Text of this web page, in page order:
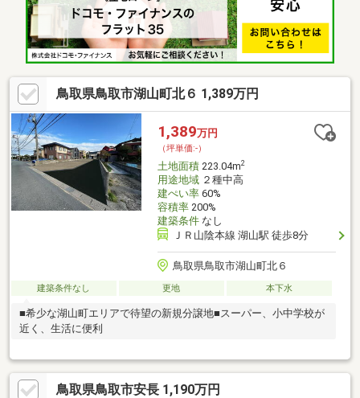
鳥取県鳥取市湖山町北６ 1,389万円
1,389万円
（坪単価:-）
土地面積223.04m2
用途地域２種中高
建ぺい率60%
容積率200%
建築条件なし
ＪＲ山陰本線 湖山駅 徒歩8分
鳥取県鳥取市湖山町北６
建築条件なし 更地 本下水
■希少な湖山町エリアで待望の新規分譲地■スーパー、小中学校が
近く、生活に便利
鳥取県鳥取市安長 1,190万円